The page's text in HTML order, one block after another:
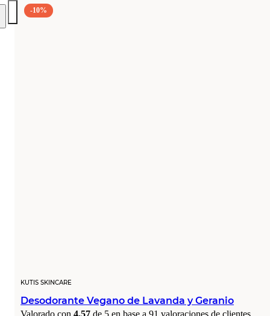
-10%
KUTIS SKINCARE
Desodorante Vegano de Lavanda y Geranio
Valorado con 4.57 de 5 en base a 91 valoraciones de clientes